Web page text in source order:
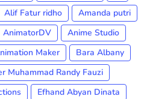
Alif Fatur ridho
Amanda putri
AnimatorDV
Anime Studio
Maker
Bara Albany
Muhammad Randy Fauzi
Efhand Abyan Dinata